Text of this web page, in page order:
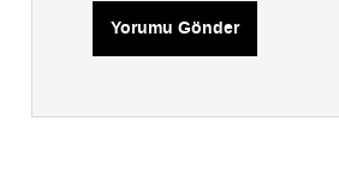
Yorumu Gönder